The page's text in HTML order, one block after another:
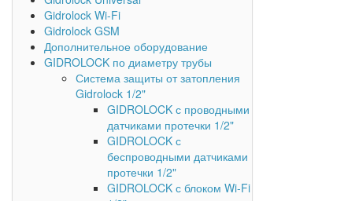
Gidrolock Wi-Fi
Gidrolock GSM
Дополнительное оборудование
GIDROLOCK по диаметру трубы
Система защиты от затопления
Gidrolock 1/2"
GIDROLOCK с проводными
датчиками протечки 1/2"
GIDROLOCK с
беспроводными датчиками
протечки 1/2"
GIDROLOCK с блоком Wi-Fi